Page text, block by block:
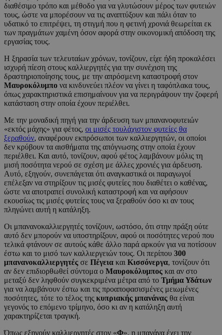
διαθέσιμο τρόπο και μέθοδο για να γλυτώσουν μέρος των φυτειών
τους, ώστε να μπορέσουν να τις αναπτύξουν και πάλι όταν το
υδατικό το επιτρέψει, τη στιγμή που η φετινή χρονιά θεωρείται εκ
των πραγμάτων χαμένη όσον αφορά στην οικονομική απόδοση της
εργασίας τους.
Η ξηρασία των τελευταίων χρόνων, τονίζουν, είχε ήδη προκαλέσει
ισχυρή πίεση στους καλλιεργητές για την συνέχιση της
δραστηριοποίησης τους, με την απρόσμενη καταστροφή στον
Μαυροκόλυμπο να κινδυνεύει πλέον να γίνει η ταφόπλακα τους,
όπως χαρακτηριστικά επισημαίνουν για να περιγράψουν την ζοφερή
κατάσταση στην οποία έχουν περιέλθει.
Με την μοναδική πηγή για την άρδευση των μπανανοφυτειών
«εκτός μάχης» για φέτος, οι μισές τουλάχιστον φυτείες θα
ξεραθούν, αναφέρουν εκπρόσωποι των καλλιεργητών, οι οποίοι
δεν κρύβουν τα αισθήματα της απόγνωσης στην οποία έχουν
περιέλθει. Και αυτό, τονίζουν, αφού φέτος λαμβάνουν μόλις τη
μισή ποσότητα νερού σε σχέση με άλλες χρονιές για άρδευση.
Αυτό, εξηγούν, συνεπάγεται ότι αναγκαστικά οι παραγωγοί
επέλεξαν να στηρίξουν τις μισές φυτείες που διαθέτει ο καθένας,
ώστε να αποτραπεί συνολική καταστροφή και να αφήσουν
εκουσίως τις μισές φυτείες τους να ξεραθούν όσο κι αν τους
πληγώνει αυτή η κατάληξη.
Οι μπανανοκαλλιεργητές τονίζουν, ωστόσο, ότι στην πράξη ούτε
αυτό δεν μπορούν να υποστηρίξουν, αφού οι ποσότητες νερού που
τελικά φτάνουν σε αυτούς κάθε άλλο παρά αρκούν για να ποτίσουν
έστω και το μισό των καλλιεργειών τους. Οι περίπου 300
μπανανοκαλλιεργητές σε Πέγεια και Κισσόνεργα, τονίζουν ότι
αν δεν επιδιορθωθεί σύντομα ο Μαυροκόλυμπος και αν στο
μεταξύ δεν ληφθούν συγκεκριμένα μέτρα από το Τμήμα Υδάτων
για να λαμβάνουν έστω και τις προαποφασισμένες μειωμένες
ποσότητες, τότε το τέλος της κυπριακής μπανάνας θα είναι
γεγονός το επόμενο τρίμηνο, όσο κι αν η κατάληξη αυτή
χαρακτηρίζεται τραγική.
Όπως εξηγούν καλλιεργητές στον «Φ», η μπανάνα έχει την